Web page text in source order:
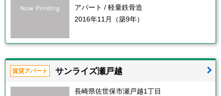
アパート / 軽量鉄骨造
2016年11月（築9年）
賃貸アパート サンライズ瀬戸越
長崎県佐世保市瀬戸越1丁目